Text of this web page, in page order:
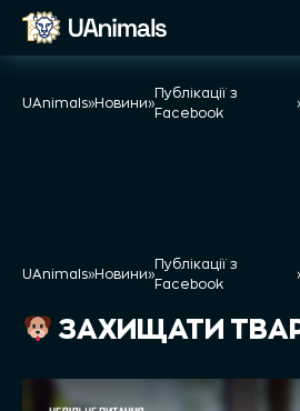
Skip
UAnimals»Новини»
Публікації з
Facebook
UAnimals»Новини»
Публікації з
Facebook
ЗАХИЩАТИ